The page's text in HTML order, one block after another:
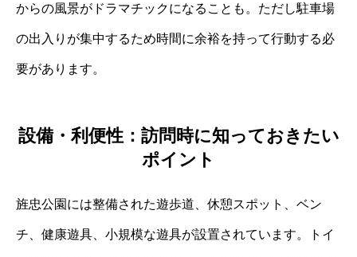
からの風景がドラマチックになることも。ただし駐車場
の出入りが集中するため時間に余裕を持って行動する必
要があります。
設備・利便性：訪問時に知っておきたい
ポイント
旌忠公園には整備された遊歩道、休憩スポット、ベン
チ、健康遊具、小規模な遊具が設置されています。トイ